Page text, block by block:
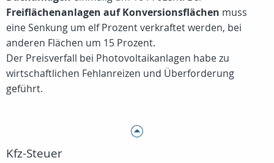
Freiflächenanlagen auf Konversionsflächen muss
eine Senkung um elf Prozent verkraftet werden, bei
anderen Flächen um 15 Prozent.
Der Preisverfall bei Photovoltaikanlagen habe zu
wirtschaftlichen Fehlanreizen und Überforderung
geführt.
Kfz-Steuer